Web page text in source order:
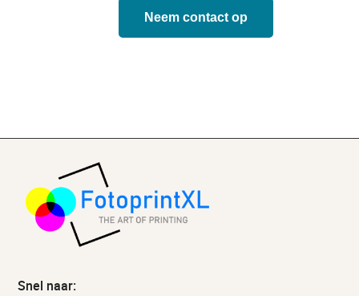
Neem contact op
Snel naar: